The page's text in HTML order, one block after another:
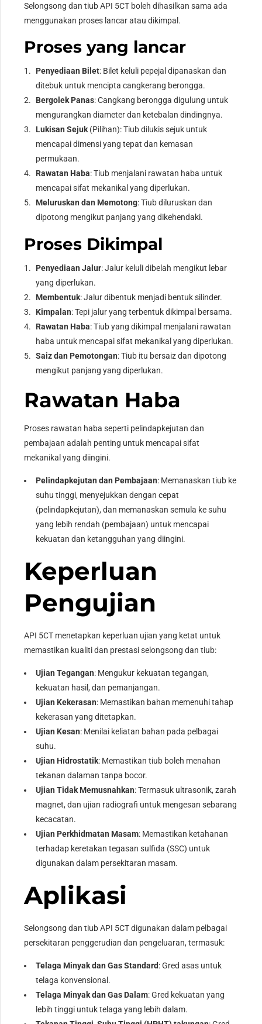
Selongsong dan tiub API 5CT boleh dihasilkan sama ada
menggunakan proses lancar atau dikimpal.
Proses yang lancar
Penyediaan Bilet: Bilet keluli pepejal dipanaskan dan
ditebuk untuk mencipta cangkerang berongga.
Bergolek Panas: Cangkang berongga digulung untuk
mengurangkan diameter dan ketebalan dindingnya.
Lukisan Sejuk (Pilihan): Tiub dilukis sejuk untuk
mencapai dimensi yang tepat dan kemasan
permukaan.
Rawatan Haba: Tiub menjalani rawatan haba untuk
mencapai sifat mekanikal yang diperlukan.
Meluruskan dan Memotong: Tiub diluruskan dan
dipotong mengikut panjang yang dikehendaki.
Proses Dikimpal
Penyediaan Jalur: Jalur keluli dibelah mengikut lebar
yang diperlukan.
Membentuk: Jalur dibentuk menjadi bentuk silinder.
Kimpalan: Tepi jalur yang terbentuk dikimpal bersama.
Rawatan Haba: Tiub yang dikimpal menjalani rawatan
haba untuk mencapai sifat mekanikal yang diperlukan.
Saiz dan Pemotongan: Tiub itu bersaiz dan dipotong
mengikut panjang yang diperlukan.
Rawatan Haba
Proses rawatan haba seperti pelindapkejutan dan
pembajaan adalah penting untuk mencapai sifat
mekanikal yang diingini.
Pelindapkejutan dan Pembajaan: Memanaskan tiub ke
suhu tinggi, menyejukkan dengan cepat
(pelindapkejutan), dan memanaskan semula ke suhu
yang lebih rendah (pembajaan) untuk mencapai
kekuatan dan ketangguhan yang diingini.
Keperluan
Pengujian
API 5CT menetapkan keperluan ujian yang ketat untuk
memastikan kualiti dan prestasi selongsong dan tiub:
Ujian Tegangan: Mengukur kekuatan tegangan,
kekuatan hasil, dan pemanjangan.
Ujian Kekerasan: Memastikan bahan memenuhi tahap
kekerasan yang ditetapkan.
Ujian Kesan: Menilai keliatan bahan pada pelbagai
suhu.
Ujian Hidrostatik: Memastikan tiub boleh menahan
tekanan dalaman tanpa bocor.
Ujian Tidak Memusnahkan: Termasuk ultrasonik, zarah
magnet, dan ujian radiografi untuk mengesan sebarang
kecacatan.
Ujian Perkhidmatan Masam: Memastikan ketahanan
terhadap keretakan tegasan sulfida (SSC) untuk
digunakan dalam persekitaran masam.
Aplikasi
Selongsong dan tiub API 5CT digunakan dalam pelbagai
persekitaran penggerudian dan pengeluaran, termasuk:
Telaga Minyak dan Gas Standard: Gred asas untuk
telaga konvensional.
Telaga Minyak dan Gas Dalam: Gred kekuatan yang
lebih tinggi untuk telaga yang lebih dalam.